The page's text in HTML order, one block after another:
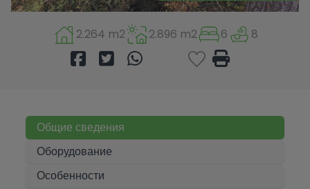
2.264 m2 2.896 m2 6 8
Общие сведения
Оборудование
Особенности